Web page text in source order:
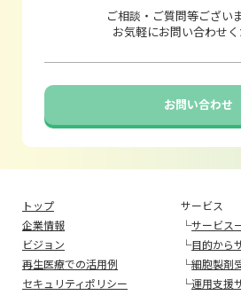
ご相談・ご質問等ござい
お気軽にお問い合わせく
お問い合わせ
トップ
企業情報
ビジョン
再生医療での活用例
セキュリティポリシー
サービス
└サービス
└目的から
└細胞製剤
└運用支援